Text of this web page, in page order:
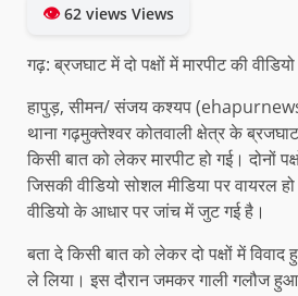
👁62 views Views
गढ़: ब्रजघाट में दो पक्षों में मारपीट की
हापुड़, सीमन/ संजय कश्यप
थाना गढ़मुक्तेश्वर कोतवाली क्षेत्र के
किसी बात को लेकर मारपीट हो गई। दोनों
जिसकी वीडियो सोशल मीडिया पर वायरल
वीडियो के आधार पर जांच में जुट गई है।
बता दे किसी बात को लेकर दो पक्षों में
ले लिया। इस दौरान जमकर गाली गलौज